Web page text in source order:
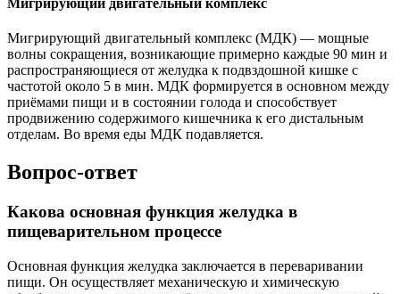
Мигрирующий двигательный комплекс (МДК) — мощные
волны сокращения, возникающие примерно каждые 90 мин и
распространяющиеся от желудка к подвздошной кишке с
частотой около 5 в мин. МДК формируется в основном между
приёмами пищи и в состоянии голода и способствует
продвижению содержимого кишечника к его дистальным
отделам. Во время еды МДК подавляется.
Вопрос-ответ
Какова основная функция желудка в
пищеварительном процессе
Основная функция желудка заключается в переваривании
пищи. Он осуществляет механическую и химическую